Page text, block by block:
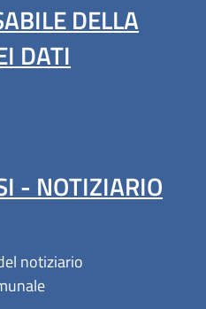
DELLA
DATI
- NOTIZIARIO
notiziario